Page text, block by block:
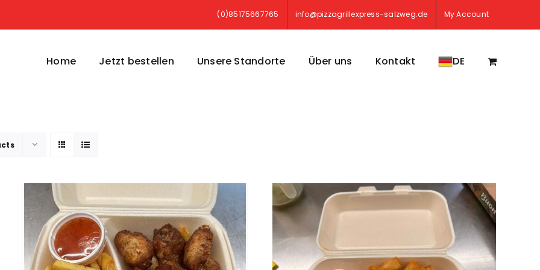
(0)85175667765 info@pizzagrillexpress-salzweg.de My Account
Home Jetzt bestellen Unsere Standorte Über uns Kontakt DE